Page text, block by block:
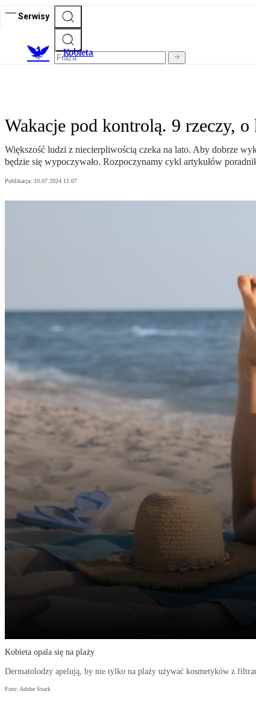
Serwisy
Kobieta
Wakacje pod kontrolą. 9 rzeczy,
Większość ludzi z niecierpliwością czeka na lato. Aby dobrze
będzie się wypoczywało. Rozpoczynamy cykl artykułów
Publikacja: 10.07.2024 11:07
Kobieta opala się na plaży
Dermatolodzy apelują, by nie tylko na plaży używać kosmetyków z
Foto: Adobe Stock